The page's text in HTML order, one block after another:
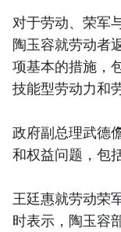
对于劳动、荣军
陶玉容就劳动者
项基本的措施，
技能型劳动力和
政府副总理武德
和权益问题，包
王廷惠就劳动荣
时表示，陶玉容